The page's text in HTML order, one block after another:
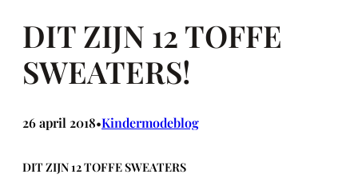
DIT ZIJN 12 TOFFE
SWEATERS!
26 april 2018•Kindermodeblog
DIT ZIJN 12 TOFFE SWEATERS